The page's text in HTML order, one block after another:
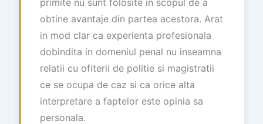
obtine avantaje din partea acestora. Arat
in mod clar ca experienta profesionala
dobindita in domeniul penal nu inseamna
relatii cu ofiterii de politie si magistratii
ce se ocupa de caz si ca orice alta
interpretare a faptelor este opinia sa
personala.